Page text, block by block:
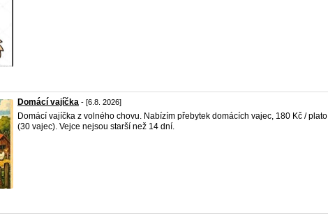
Domácí vajíčka - [6.8. 2026]
Domácí vajíčka z volného chovu. Nabízím přebytek domácích vajec, 180 Kč / plato
(30 vajec). Vejce nejsou starší než 14 dní.